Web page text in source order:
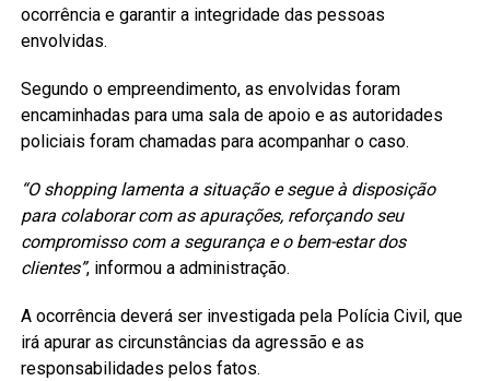
ocorrência e garantir a integridade das pessoas
envolvidas.
Segundo o empreendimento, as envolvidas foram
encaminhadas para uma sala de apoio e as autoridades
policiais foram chamadas para acompanhar o caso.
“O shopping lamenta a situação e segue à disposição
para colaborar com as apurações, reforçando seu
compromisso com a segurança e o bem-estar dos
clientes”, informou a administração.
A ocorrência deverá ser investigada pela Polícia Civil, que
irá apurar as circunstâncias da agressão e as
responsabilidades pelos fatos.